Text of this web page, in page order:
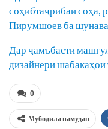
соҳибтаҷрибаи соҳа,
Пирумшоев ба
Дар ҷамъбасти
дизайнери шабакаҳои
0
Мубодила намудан